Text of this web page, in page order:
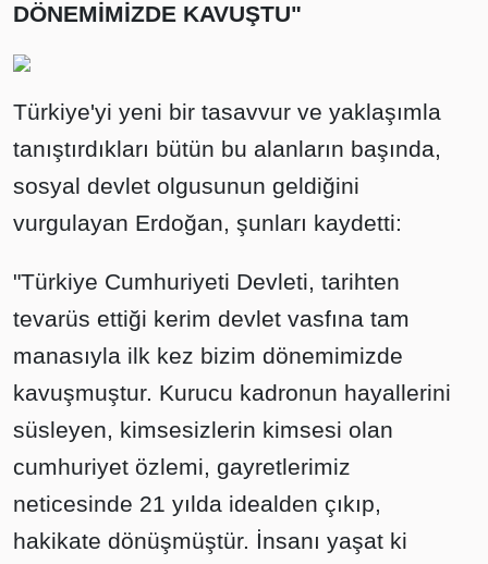
DÖNEMİMİZDE KAVUŞTU"
Türkiye'yi yeni bir tasavvur ve yaklaşımla
tanıştırdıkları bütün bu alanların başında,
sosyal devlet olgusunun geldiğini
vurgulayan Erdoğan, şunları kaydetti:
"Türkiye Cumhuriyeti Devleti, tarihten
tevarüs ettiği kerim devlet vasfına tam
manasıyla ilk kez bizim dönemimizde
kavuşmuştur. Kurucu kadronun hayallerini
süsleyen, kimsesizlerin kimsesi olan
cumhuriyet özlemi, gayretlerimiz
neticesinde 21 yılda idealden çıkıp,
hakikate dönüşmüştür. İnsanı yaşat ki